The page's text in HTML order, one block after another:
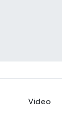
Video